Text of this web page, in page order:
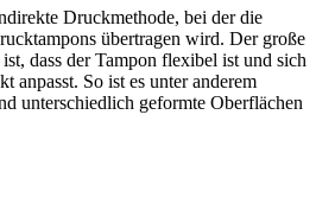
Druckmethode, bei der die
übertragen wird. Der große
dass der Tampon flexibel ist und sich
anpasst. So ist es unter anderem
unterschiedlich geformte Oberflächen